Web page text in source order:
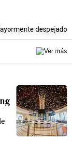
despejado